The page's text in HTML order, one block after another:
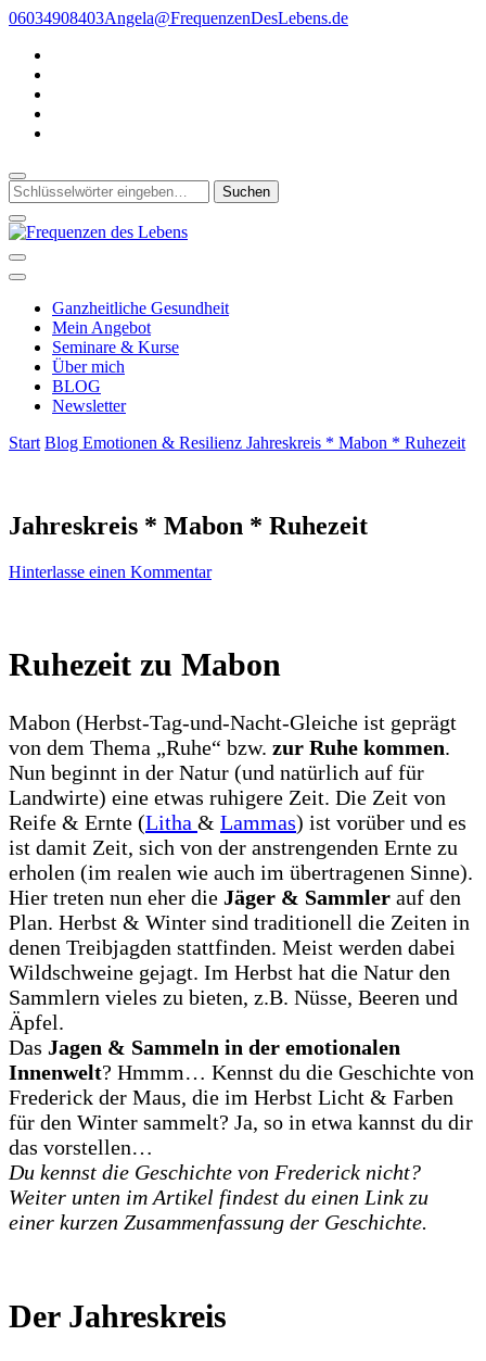
Zum
springen
06034908403Angela@FrequenzenDesLebens.de
Suchst
du
nach
etwas?
Frequenzen des Lebens
Ganzheitliche Gesundheit
Mein Angebot
Seminare & Kurse
Über mich
BLOG
Newsletter
Start Blog Emotionen & Resilienz Jahreskreis * Mabon * Ruhezeit
Jahreskreis * Mabon * Ruhezeit
Hinterlasse einen Kommentarzu
Ruhezeit
Ruhezeit zu Mabon
Mabon (Herbst-Tag-und-Nacht-Gleiche ist geprägt
von dem Thema „Ruhe“ bzw. zur Ruhe kommen.
Nun beginnt in der Natur (und natürlich auf für
Landwirte) eine etwas ruhigere Zeit. Die Zeit von
Reife & Ernte (Litha & Lammas) ist vorüber und es
ist damit Zeit, sich von der anstrengenden Ernte zu
erholen (im realen wie auch im übertragenen Sinne).
Hier treten nun eher die Jäger & Sammler auf den
Plan. Herbst & Winter sind traditionell die Zeiten in
denen Treibjagden stattfinden. Meist werden dabei
Wildschweine gejagt. Im Herbst hat die Natur den
Sammlern vieles zu bieten, z.B. Nüsse, Beeren und
Äpfel.
Das Jagen & Sammeln in der emotionalen
Innenwelt? Hmmm… Kennst du die Geschichte von
Frederick der Maus, die im Herbst Licht & Farben
für den Winter sammelt? Ja, so in etwa kannst du dir
das vorstellen…
Du kennst die Geschichte von Frederick nicht?
Weiter unten im Artikel findest du einen Link zu
einer kurzen Zusammenfassung der Geschichte.
Der Jahreskreis